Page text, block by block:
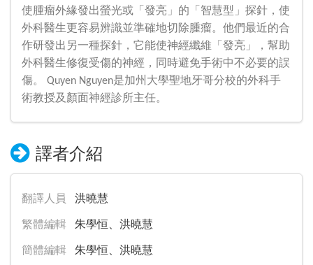
使腫瘤外緣發出螢光或「發亮」的「智慧型」探針，使
外科醫生更容易辨識並準確地切除腫瘤。他們最近的合
作研發出另一種探針，它能使神經纖維「發亮」，幫助
外科醫生修復受傷的神經，同時避免手術中不必要的誤
傷。 Quyen Nguyen是加州大學聖地牙哥分校的外科手
術教授及顏面神經診所主任。
譯者介紹
翻譯人員 洪曉慧
繁體編輯 朱學恒、洪曉慧
簡體編輯 朱學恒、洪曉慧